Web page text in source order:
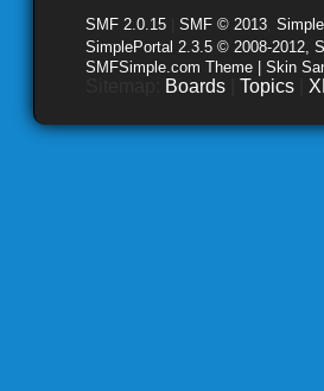
SMF 2.0.15 SMF © 2013
SimplePortal 2.3.5 © 2008-2012,
SMFSimple.com Theme | Skin
Boards Topics